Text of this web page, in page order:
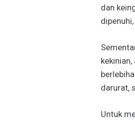
dan
darurat,
Untuk